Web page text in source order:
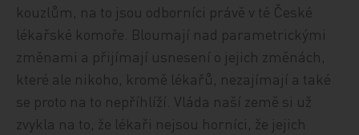
kouzlům, na to jsou odborníci právě v té České
lékařské komoře. Bloumají nad parametrickými
změnami a přijímají usnesení o jejich změnách,
které ale nikoho, kromě lékařů, nezajímají a také
se proto na to nepříhlíží. Vláda naší země si už
zvykla na to, že lékaři nejsou horníci, že jejich